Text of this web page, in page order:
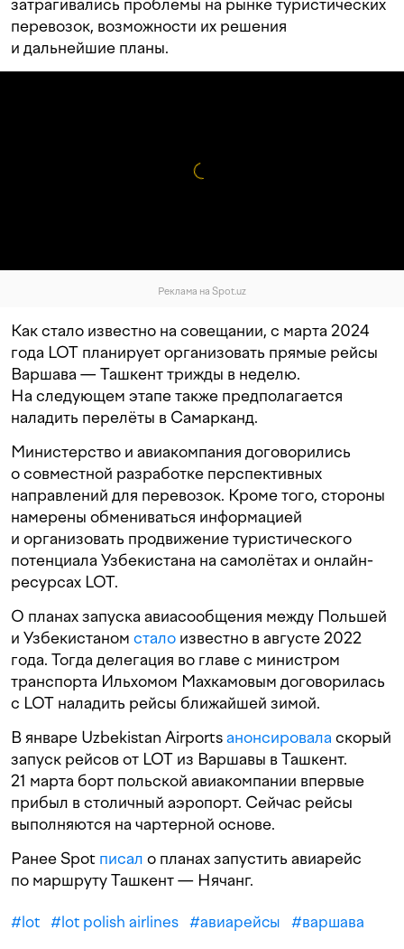
затрагивались проблемы на рынке туристических
перевозок, возможности их решения
и дальнейшие планы.
Реклама на Spot.uz
Как стало известно на совещании, с марта 2024
года LOT планирует организовать прямые рейсы
Варшава — Ташкент трижды в неделю.
На следующем этапе также предполагается
наладить перелёты в Самарканд.
Министерство и авиакомпания договорились
о совместной разработке перспективных
направлений для перевозок. Кроме того, стороны
намерены обмениваться информацией
и организовать продвижение туристического
потенциала Узбекистана на самолётах и онлайн-
ресурсах LOT.
О планах запуска авиасообщения между Польшей
и Узбекистаном стало известно в августе 2022
года. Тогда делегация во главе с министром
транспорта Ильхомом Махкамовым договорилась
с LOT наладить рейсы ближайшей зимой.
В январе Uzbekistan Airportsанонсировала скорый
запуск рейсов от LOT из Варшавы в Ташкент.
21 марта борт польской авиакомпании впервые
прибыл в столичный аэропорт. Сейчас рейсы
выполняются на чартерной основе.
Ранее Spot писал о планах запустить авиарейс
по маршруту Ташкент — Нячанг.
#lot #lot polish airlines #авиарейсы #варшава